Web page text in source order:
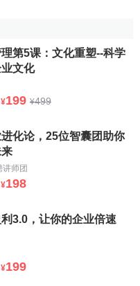
第5课：文化重塑--科学
文化
¥199 ¥499
化论，25位智囊团助你
讲师团
¥198
3.0，让你的企业倍速
¥199